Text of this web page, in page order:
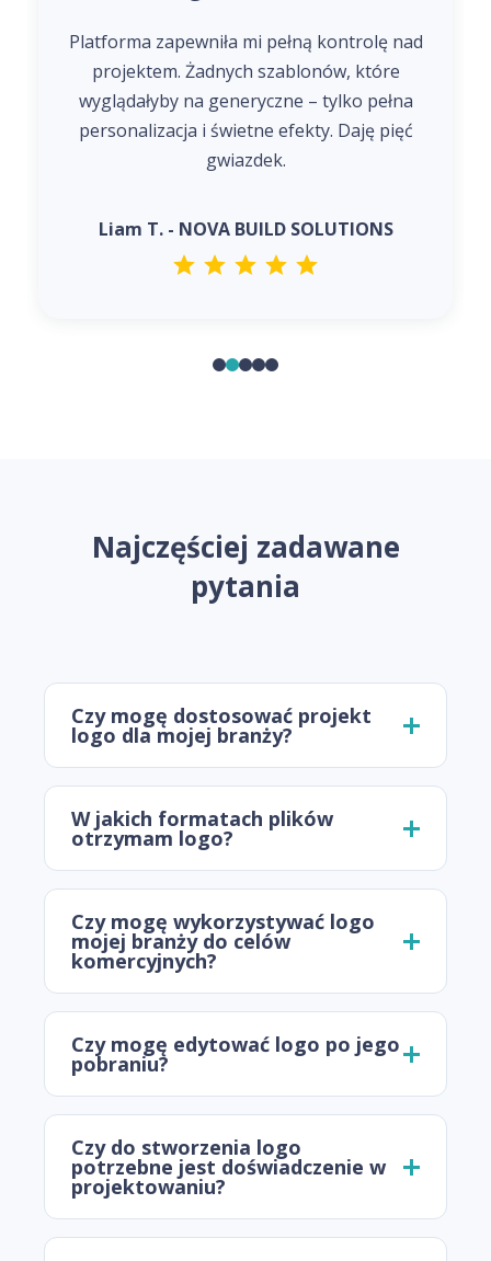
Platforma zapewniła mi pełną kontrolę nad
projektem. Żadnych szablonów, które
wyglądałyby na generyczne – tylko pełna
personalizacja i świetne efekty. Daję pięć
gwiazdek.
Liam T. - NOVA BUILD SOLUTIONS
Najczęściej zadawane
pytania
Czy mogę dostosować projekt
logo dla mojej branży?
W jakich formatach plików
otrzymam logo?
Czy mogę wykorzystywać logo
mojej branży do celów
komercyjnych?
Czy mogę edytować logo po jego
pobraniu?
Czy do stworzenia logo
potrzebne jest doświadczenie w
projektowaniu?